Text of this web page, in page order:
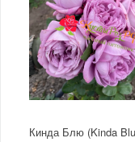
Кинда Блю (Kinda